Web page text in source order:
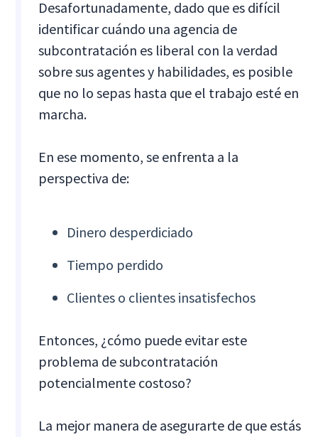
Desafortunadamente, dado que es difícil
identificar cuándo una agencia de
subcontratación es liberal con la verdad
sobre sus agentes y habilidades, es posible
que no lo sepas hasta que el trabajo esté en
marcha.
En ese momento, se enfrenta a la
perspectiva de:
Dinero desperdiciado
Tiempo perdido
Clientes o clientes insatisfechos
Entonces, ¿cómo puede evitar este
problema de subcontratación
potencialmente costoso?
La mejor manera de asegurarte de que estás